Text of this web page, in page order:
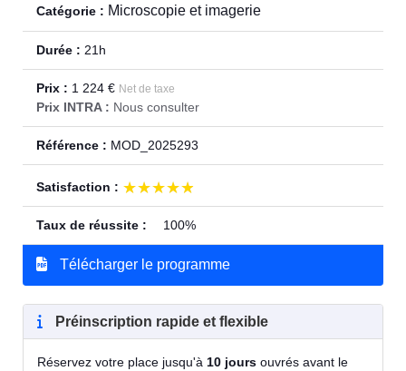
Catégorie : Microscopie et imagerie
Durée : 21h
Prix : 1 224 € Net de taxe
Prix INTRA : Nous consulter
Référence : MOD_2025293
Satisfaction : ★★★★★
★★★★★
Taux de réussite : 100%
Télécharger le programme
Préinscription rapide et flexible
Réservez votre place jusqu'à 10 jours ouvrés avant le